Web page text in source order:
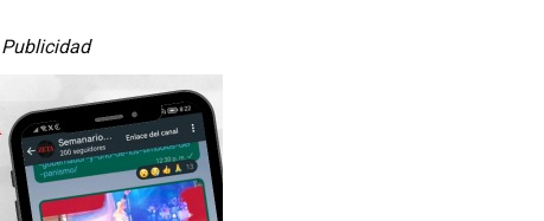
Publicidad